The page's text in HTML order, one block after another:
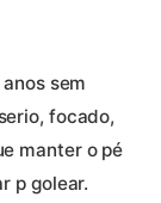
sem
focado,
manter o pé
p golear.